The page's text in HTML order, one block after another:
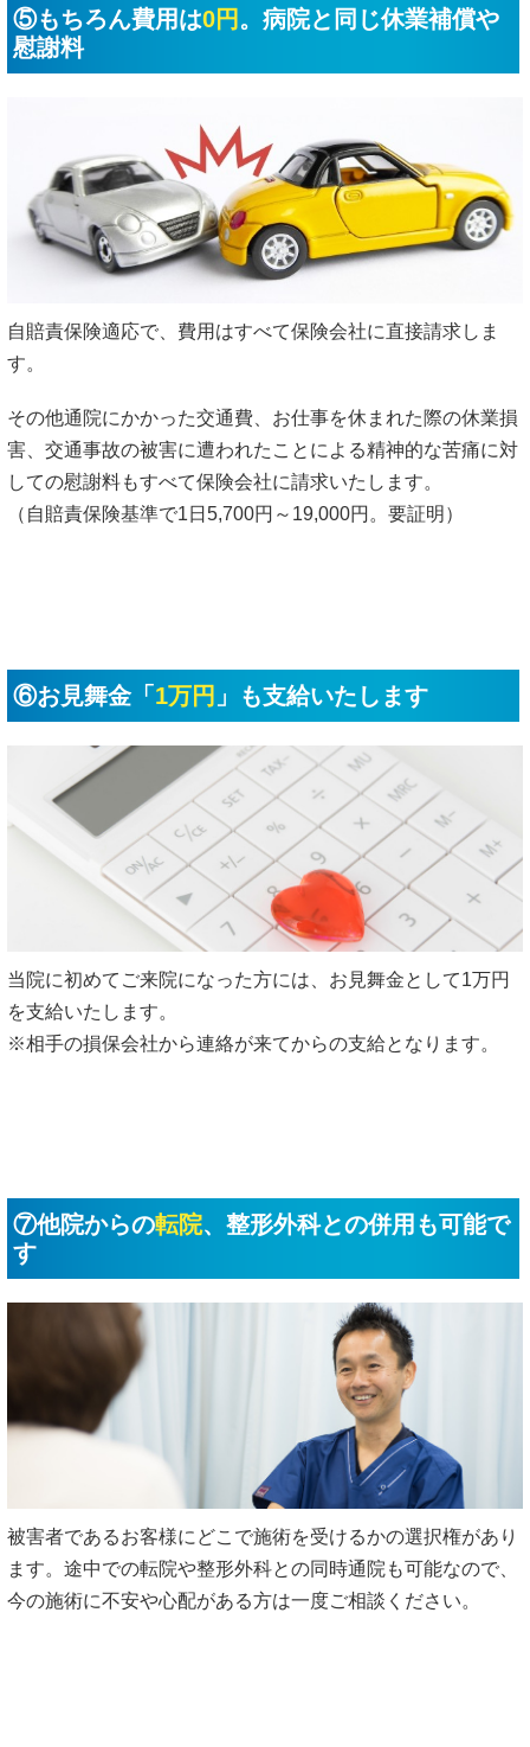
⑤もちろん費用は0円 。病院と同じ休業補償や
慰謝料
自賠責保険適応で、費用はすべて保険会社に直接請求しま
す。
その他通院にかかった交通費、お仕事を休まれた際の休業損
害、交通事故の被害に遭われたことによる精神的な苦痛に対
しての慰謝料もすべて保険会社に請求いたします。
（自賠責保険基準で1日5,700円～19,000円。要証明）
⑥お見舞金「1万円 」も支給いたします
当院に初めてご来院になった方には、お見舞金として1万円
を支給いたします。
※相手の損保会社から連絡が来てからの支給となります。
⑦他院からの転院、整形外科との併用も可能で
す
被害者であるお客様にどこで施術を受けるかの選択権があり
ます。途中での転院や整形外科との同時通院も可能なので、
今の施術に不安や心配がある方は一度ご相談ください。